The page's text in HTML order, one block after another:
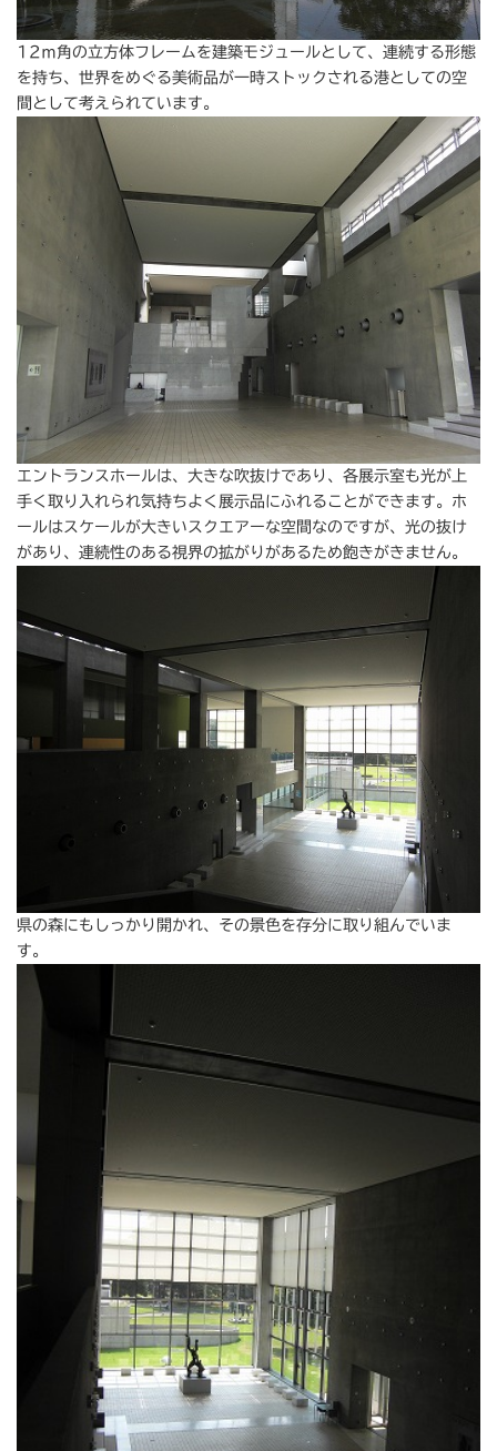
12ｍ角の立方体フレームを建築モジュールとして、連続する形態
を持ち、世界をめぐる美術品が一時ストックされる港としての空
間として考えられています。
エントランスホールは、大きな吹抜けであり、各展示室も光が上
手く取り入れられ気持ちよく展示品にふれることができます。ホ
ールはスケールが大きいスクエアーな空間なのですが、光の抜け
があり、連続性のある視界の拡がりがあるため飽きがきません。
県の森にもしっかり開かれ、その景色を存分に取り組んでいま
す。